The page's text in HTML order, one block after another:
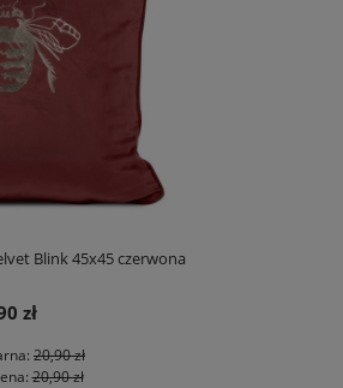
Blink 45x45 czerwona
zł
20,90 zł
20,90 zł